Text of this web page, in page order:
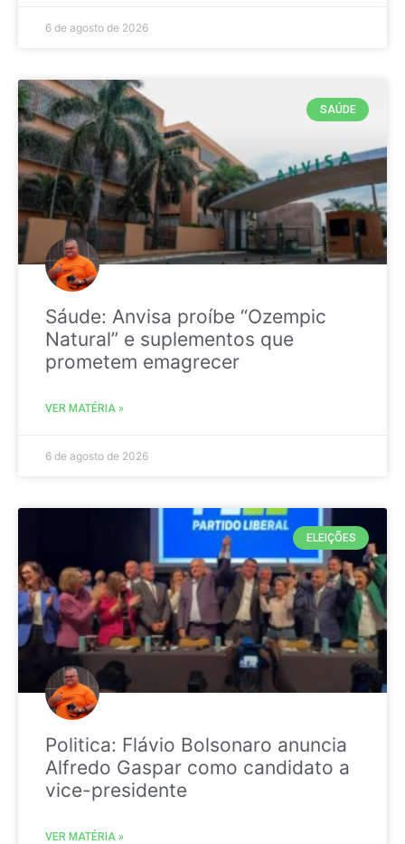
6 de agosto de 2026
SAÚDE
Sáude: Anvisa proíbe “Ozempic
Natural” e suplementos que
prometem emagrecer
VER MATÉRIA »
6 de agosto de 2026
ELEIÇÕES
Politica: Flávio Bolsonaro anuncia
Alfredo Gaspar como candidato a
vice-presidente
VER MATÉRIA »